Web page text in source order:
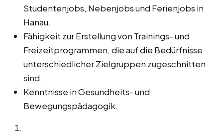
Studentenjobs, Nebenjobs und Ferienjobs in
Hanau.
Fähigkeit zur Erstellung von Trainings- und
Freizeitprogrammen, die auf die Bedürfnisse
unterschiedlicher Zielgruppen zugeschnitten
sind.
Kenntnisse in Gesundheits- und
Bewegungspädagogik.